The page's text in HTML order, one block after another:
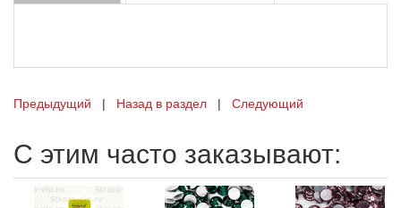
Предыдущий | Назад в раздел | Следующий
С этим часто заказывают: